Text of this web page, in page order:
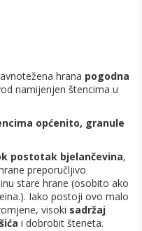
hrana pogodna
namijenjen štencima u
općenito, granule
postotak bjelančevina,
preporučljivo
stare hrane (osobito ako
Iako postoji ovo malo
visoki sadržaj
i dobrobit šteneta.